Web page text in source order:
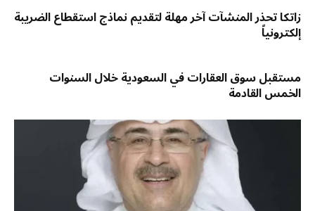
زاتكا تحذر المنشآت آخر مهلة لتقديم نماذج استقطاع الضريبة
إلكترونياً
مستقبل سوق العقارات في السعودية خلال السنوات
الخمس القادمة